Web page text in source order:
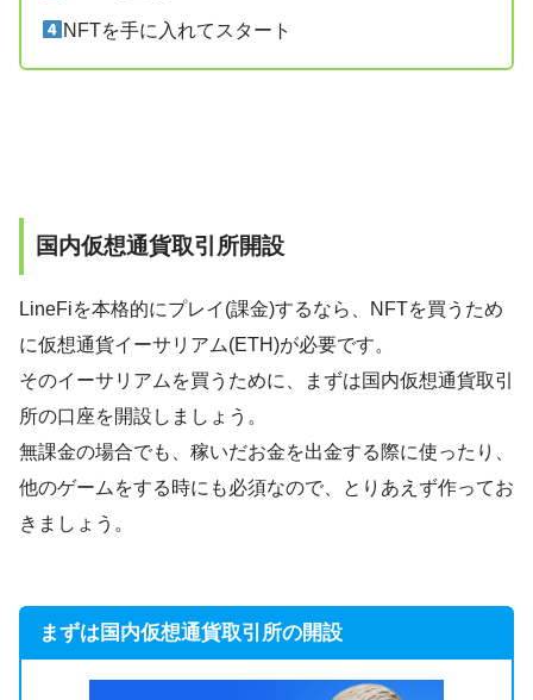
NFTを手に入れてスタート
国内仮想通貨取引所開設
LineFiを本格的にプレイ(課金)するなら、NFTを買うため
に仮想通貨イーサリアム(ETH)が必要です。
そのイーサリアムを買うために、まずは国内仮想通貨取引
所の口座を開設しましょう。
無課金の場合でも、稼いだお金を出金する際に使ったり、
他のゲームをする時にも必須なので、とりあえず作ってお
きましょう。
まずは国内仮想通貨取引所の開設